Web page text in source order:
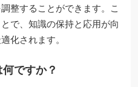
整することができます。こ
で、知識の保持と応用が向
化されます。
ですか？